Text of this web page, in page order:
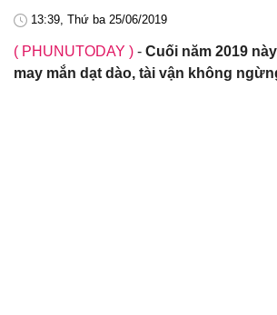
13:39, Thứ ba 25/06/2019
( PHUNUTODAY ) - Cuối năm 2019
may mắn dạt dào, tài vận không